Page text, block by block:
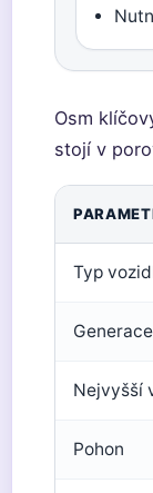
Osm
stojí v
Typ
Generace
Nejvyšší
Pohon